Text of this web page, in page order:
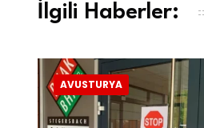
İlgili Haberler:
AVUSTURYA